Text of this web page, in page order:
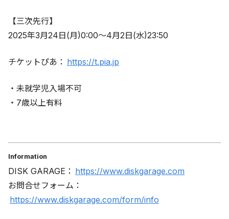
【三次先行】
2025年3月24日(月)0:00～4月2日(水)23:50
チケットぴあ： https://t.pia.jp
・未就学児入場不可
・7歳以上有料
Information
DISK GARAGE： https://www.diskgarage.com
お問合せフォーム：
https://www.diskgarage.com/form/info